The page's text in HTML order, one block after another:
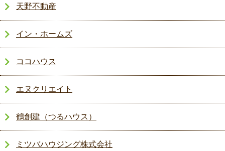
天野不動産
イン・ホームズ
ココハウス
エヌクリエイト
鶴創建（つるハウス）
ミツバハウジング株式会社